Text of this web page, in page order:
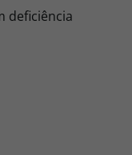
deficiência